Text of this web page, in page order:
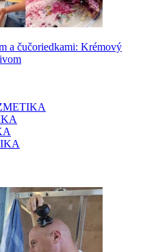
a čučoriedkami: Krémový